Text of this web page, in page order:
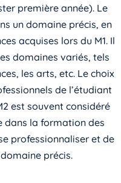
première année). Le
un domaine précis, en
acquises lors du M1. Il
domaines variés, tels
les arts, etc. Le choix
de l’étudiant
est souvent considéré
dans la formation des
professionnaliser et de
précis.